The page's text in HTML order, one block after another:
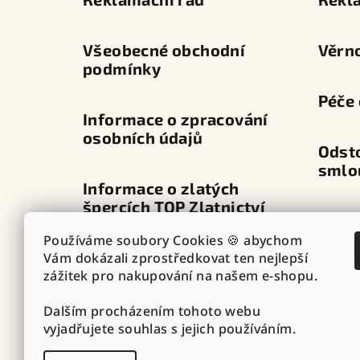
Používáme soubory Cookies 🍪 abychom
Vám dokázali zprostředkovat ten nejlepší
zážitek pro nakupování na našem e-shopu.
Dalším procházením tohoto webu
vyjadřujete souhlas s jejich používáním.
Všeobecné obchodní
podmínky
Informace o zpracování
osobních údajů
Informace o zlatých
špercích TOP Zlatnictví
Průvodce zapínáním
náušnic
Vazby - vzory řetízků